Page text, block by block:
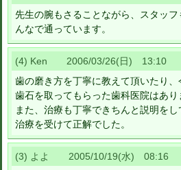
先生の腕もさることながら、スタッ
んなで通っています。
(4) Ken 2006/03/26(日) 13:10
歯の磨き方を丁寧に教えて頂いたり
歯石を取ってもらった歯科医院はあり
また、治療も丁寧できちんと説明をし
治療を受けて正解でした。
(3) よよ 2005/10/19(水) 08:16